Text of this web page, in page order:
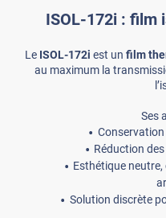
ISOL-172i : film
Le ISOL-172i est un film
au maximum la
Ses
Réduction
Esthétique
Solution discrète